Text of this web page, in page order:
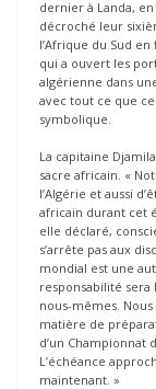
dernier à Landa,
décroché leur
l’Afrique du Sud
qui a ouvert les
algérienne dans
avec tout ce que
symbolique.
La capitaine
sacre africain. «
l’Algérie et aussi
africain durant cet
elle déclaré,
s’arrête pas aux
mondial est une
responsabilité
nous-mêmes.
matière de
d’un Championnat
L’échéance
maintenant. »